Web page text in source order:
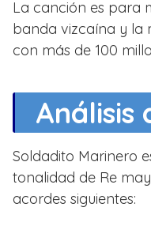
La canción es para
banda vizcaína y la
con más de 100
Análisis
Soldadito Marinero
tonalidad de Re
acordes siguientes: